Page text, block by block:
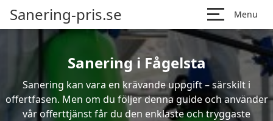
Sanering-pris.se Menu
Sanering i Fågelsta
Sanering kan vara en krävande uppgift – särskilt i
offertfasen. Men om du följer denna guide och använder
vår offerttjänst får du den enklaste och tryggaste